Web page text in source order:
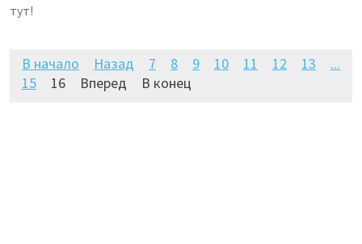
тут!
В начало Назад 7 8 9 10 11 12 13
...
15
16 Вперед В конец